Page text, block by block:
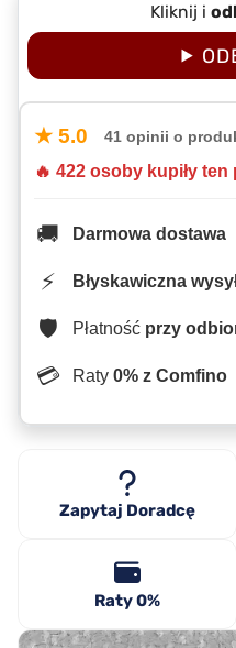
Kliknij i
★ 5.0 41 opinii o
🔥 422 osoby kupiły
🚚 Darmowa dostawa
⚡ Błyskawiczna
🛡️ Płatność przy
💳 Raty 0% z Comfino
Zapytaj Doradcę
Raty 0%